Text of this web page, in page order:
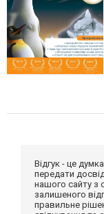
Відгук - це
передати
нашого сайту з
залишеного
правильне